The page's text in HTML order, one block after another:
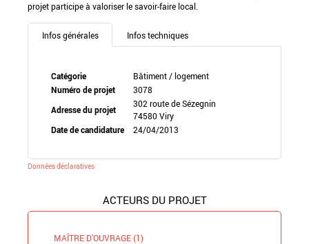
projet participe à valoriser le savoir-faire local.
Infos générales Infos techniques
Catégorie
Bâtiment / logement
Numéro de projet
3078
Adresse du projet
302 route de Sézegnin
74580 Viry
Date de candidature
24/04/2013
Données déclaratives
ACTEURS DU PROJET
MAÎTRE D'OUVRAGE (1)